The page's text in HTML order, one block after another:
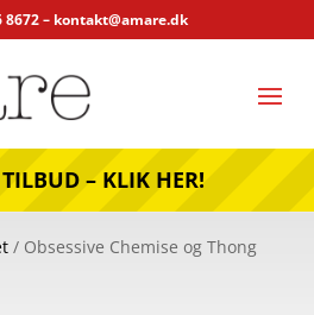
8672 – kontakt@amare.dk
– KLIK HER!
/ Obsessive Chemise og Thong